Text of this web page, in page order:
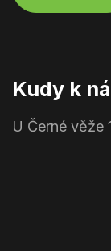
Kudy k
U Černé věže